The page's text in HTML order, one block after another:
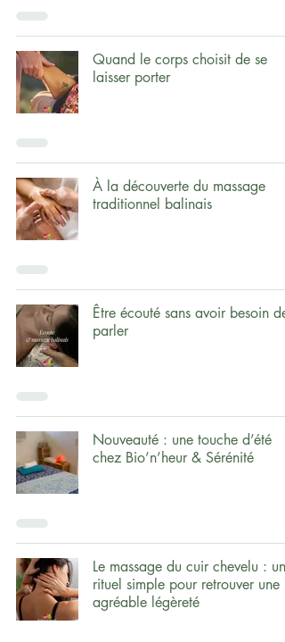
Quand le corps choisit de se
laisser porter
À la découverte du massage
traditionnel balinais
Être écouté sans avoir besoin de
parler
Nouveauté : une touche d’été
chez Bio’n’heur & Sérénité
Le massage du cuir chevelu : un
rituel simple pour retrouver une
agréable légèreté